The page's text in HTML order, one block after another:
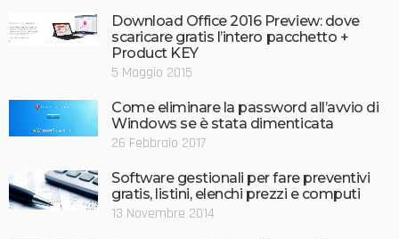
Download Office 2016 Preview: dove
scaricare gratis l’intero pacchetto +
Product KEY
5 Maggio 2015
Come eliminare la password all’avvio di
Windows se è stata dimenticata
26 Febbraio 2017
Software gestionali per fare preventivi
gratis, listini, elenchi prezzi e computi
13 Novembre 2014